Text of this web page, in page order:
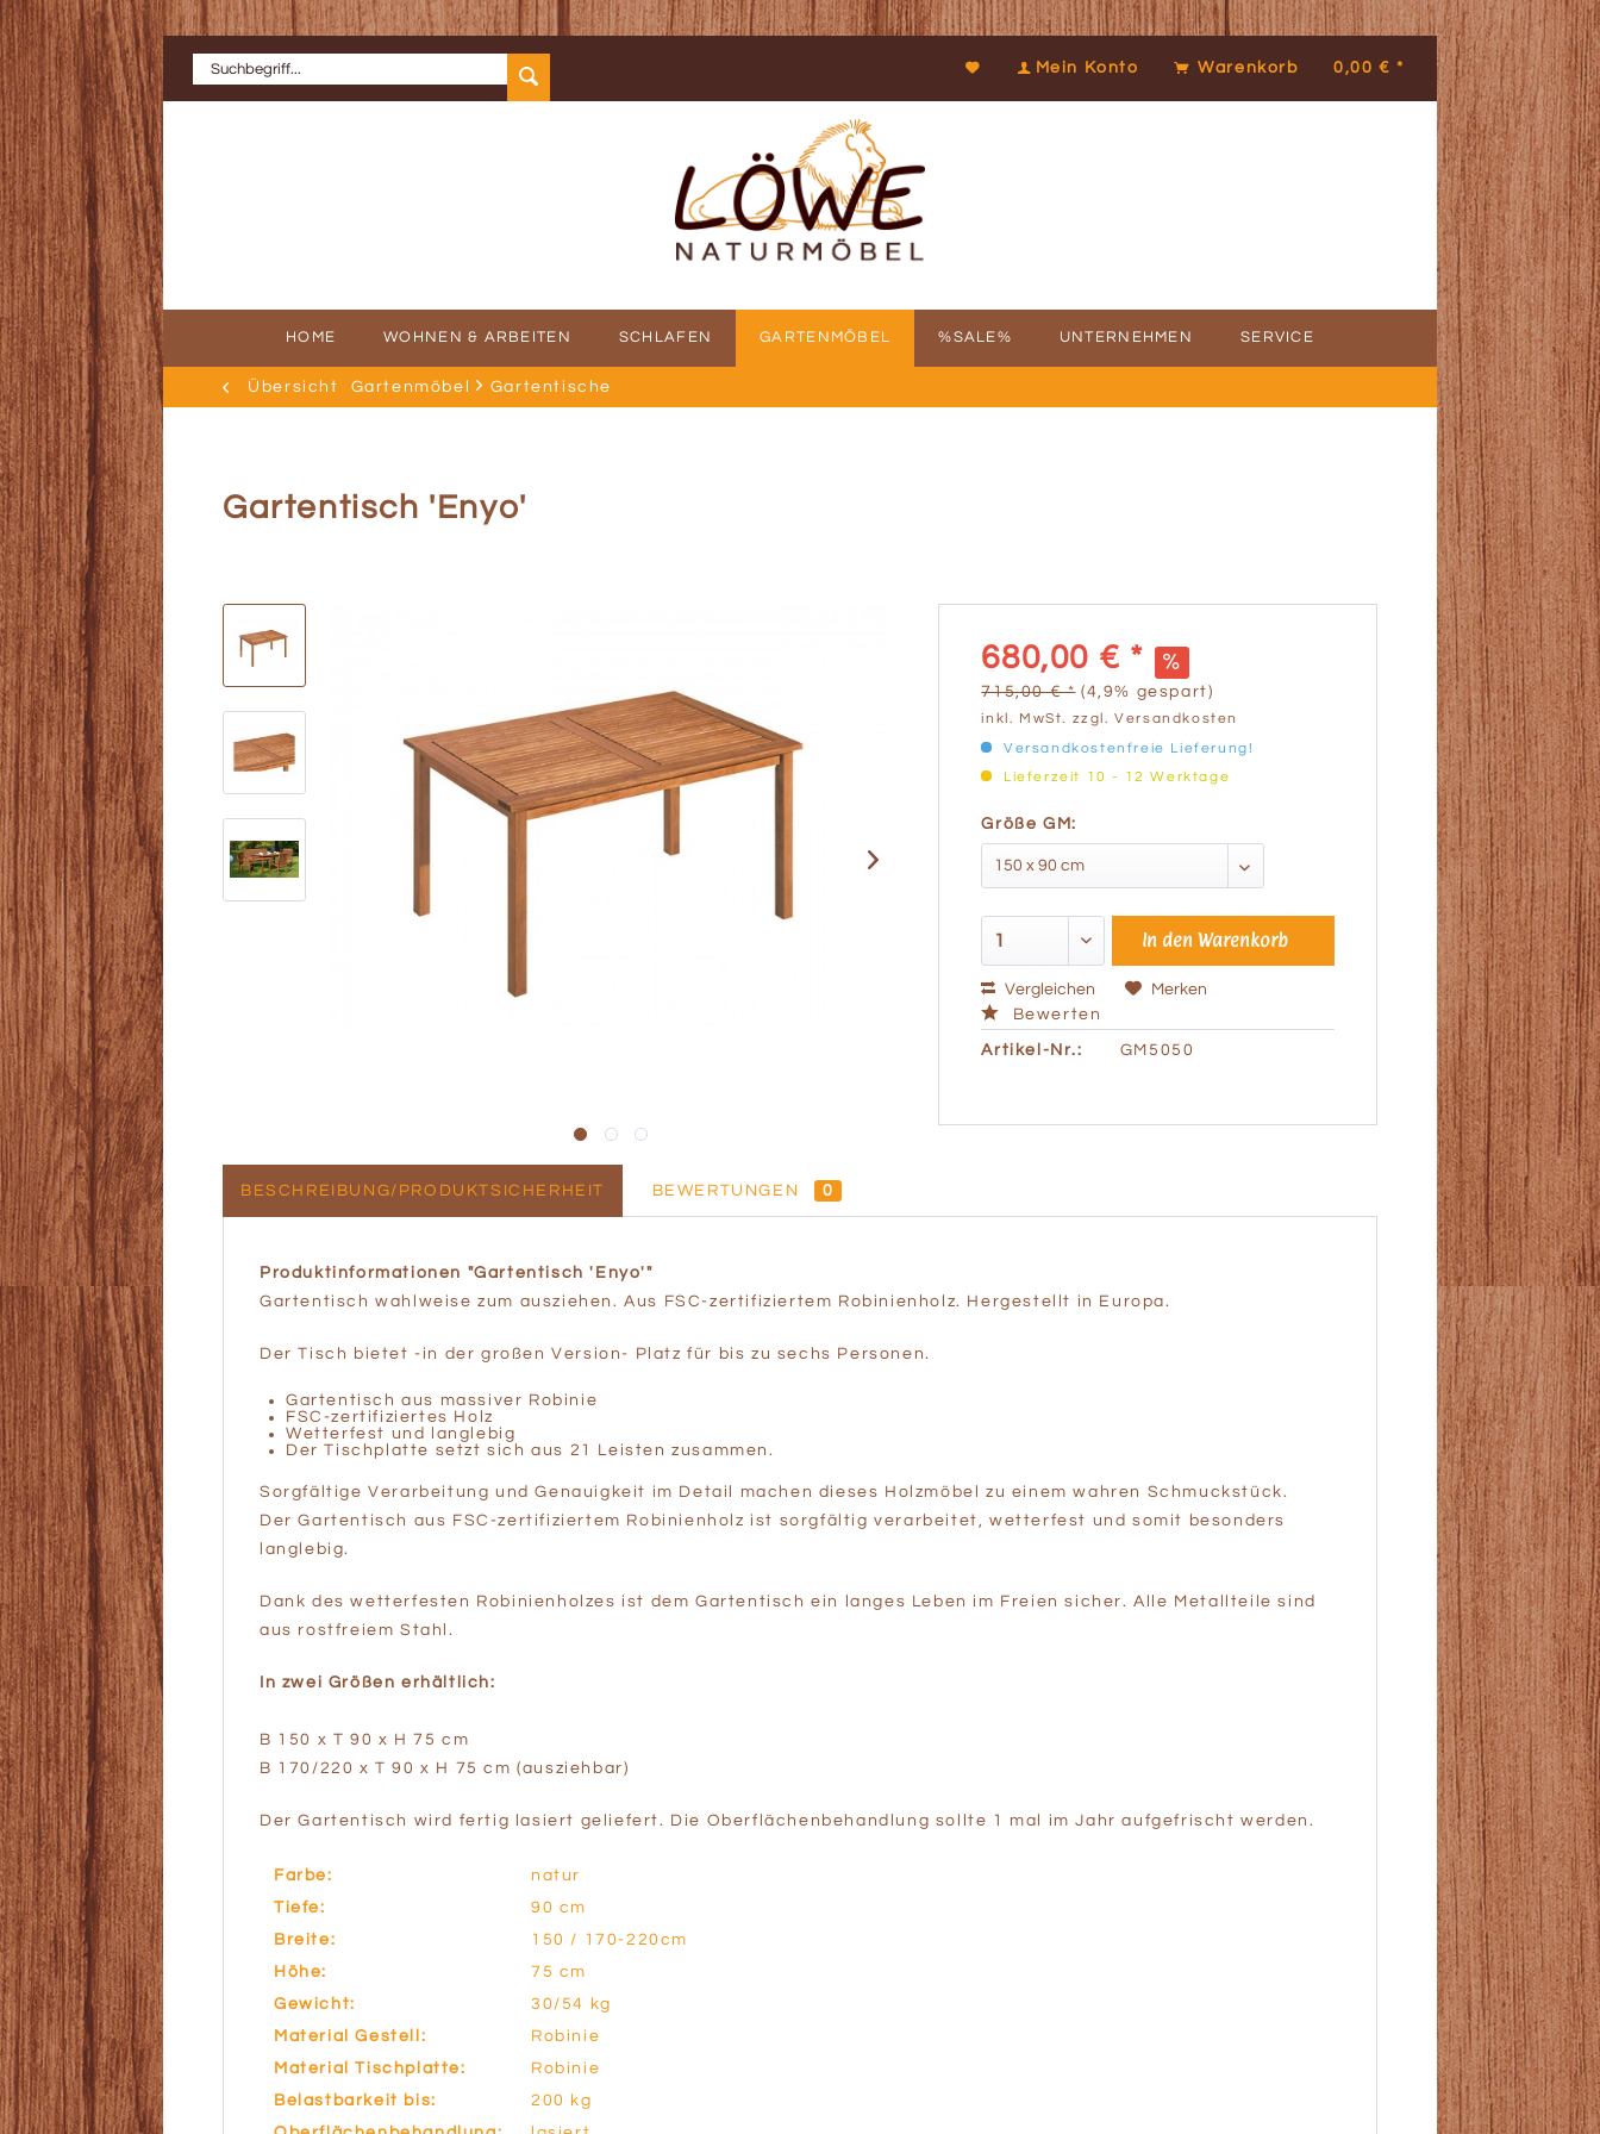
Mein Konto Warenkorb 0,00 € *
HOME WOHNEN & ARBEITEN SCHLAFEN GARTENMÖBEL %SALE% UNTERNEHMEN SERVICE
Übersicht Gartenmöbel Gartentische
Gartentisch 'Enyo'
680,00 € *
715,00 € * (4,9% gespart)
inkl. MwSt. zzgl. Versandkosten
Versandkostenfreie Lieferung!
Lieferzeit 10 - 12 Werktage
Größe GM:
In den Warenkorb
Vergleichen
Merken
Bewerten
Artikel-Nr.: GM5050
BESCHREIBUNG/PRODUKTSICHERHEIT BEWERTUNGEN 0
Produktinformationen "Gartentisch 'Enyo'"
Gartentisch wahlweise zum ausziehen. Aus FSC-zertifiziertem Robinienholz. Hergestellt in Europa.
Der Tisch bietet -in der großen Version- Platz für bis zu sechs Personen.
Gartentisch aus massiver Robinie
FSC-zertifiziertes Holz
Wetterfest und langlebig
Der Tischplatte setzt sich aus 21 Leisten zusammen.
Sorgfältige Verarbeitung und Genauigkeit im Detail machen dieses Holzmöbel zu einem wahren Schmuckstück.
Der Gartentisch aus FSC-zertifiziertem Robinienholz ist sorgfältig verarbeitet, wetterfest und somit besonders
langlebig.
Dank des wetterfesten Robinienholzes ist dem Gartentisch ein langes Leben im Freien sicher. Alle Metallteile sind
aus rostfreiem Stahl.
In zwei Größen erhältlich:
B 150 x T 90 x H 75 cm
B 170/220 x T 90 x H 75 cm (ausziehbar)
Der Gartentisch wird fertig lasiert geliefert. Die Oberflächenbehandlung sollte 1 mal im Jahr aufgefrischt werden.
Farbe:
natur
Tiefe:
90 cm
Breite:
150 / 170-220cm
Höhe:
75 cm
Gewicht:
30/54 kg
Material Gestell:
Robinie
Material Tischplatte:
Robinie
Belastbarkeit bis:
200 kg